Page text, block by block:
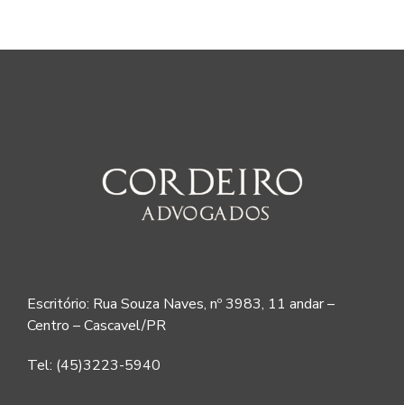
Escritório: Rua Souza Naves, nº 3983, 11 andar –
Centro – Cascavel/PR
Tel: (45)3223-5940